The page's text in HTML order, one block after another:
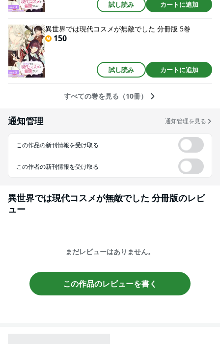
試し読み カートに追加
異世界では現代コスメが無敵でした 分冊版 5巻
150
試し読み カートに追加
すべての巻を見る（10冊）
通知管理 通知管理を見る
この作品の新刊情報を受け取る
この作者の新刊情報を受け取る
異世界では現代コスメが無敵でした 分冊版のレビ
ュー
まだレビューはありません。
この作品のレビューを書く